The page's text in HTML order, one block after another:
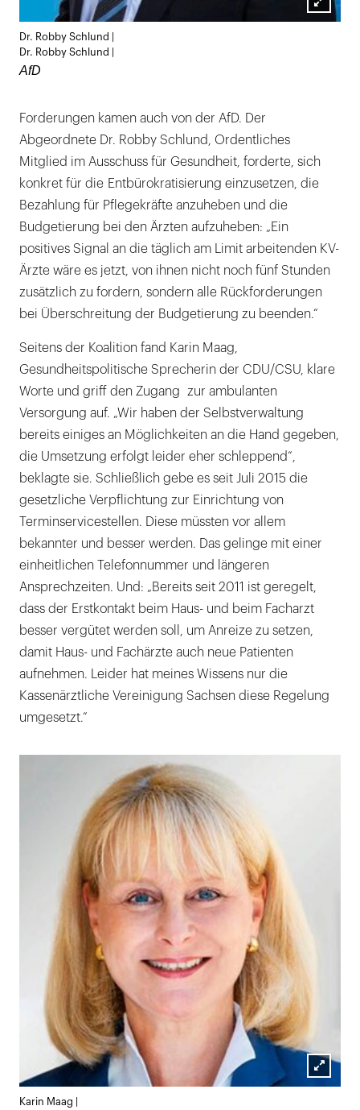
Dr. Robby Schlund |
Dr. Robby Schlund |
AfD
Forderungen kamen auch von der AfD. Der
Abgeordnete Dr. Robby Schlund, Ordentliches
Mitglied im Ausschuss für Gesundheit, forderte, sich
konkret für die Entbürokratisierung einzusetzen, die
Bezahlung für Pflegekräfte anzuheben und die
Budgetierung bei den Ärzten aufzuheben: „Ein
positives Signal an die täglich am Limit arbeitenden KV-
Ärzte wäre es jetzt, von ihnen nicht noch fünf Stunden
zusätzlich zu fordern, sondern alle Rückforderungen
bei Überschreitung der Budgetierung zu beenden.“
Seitens der Koalition fand Karin Maag,
Gesundheitspolitische Sprecherin der CDU/CSU, klare
Worte und griff den Zugang zur ambulanten
Versorgung auf. „Wir haben der Selbstverwaltung
bereits einiges an Möglichkeiten an die Hand gegeben,
die Umsetzung erfolgt leider eher schleppend“,
beklagte sie. Schließlich gebe es seit Juli 2015 die
gesetzliche Verpflichtung zur Einrichtung von
Terminservicestellen. Diese müssten vor allem
bekannter und besser werden. Das gelinge mit einer
einheitlichen Telefonnummer und längeren
Ansprechzeiten. Und: „Bereits seit 2011 ist geregelt,
dass der Erstkontakt beim Haus- und beim Facharzt
besser vergütet werden soll, um Anreize zu setzen,
damit Haus- und Fachärzte auch neue Patienten
aufnehmen. Leider hat meines Wissens nur die
Kassenärztliche Vereinigung Sachsen diese Regelung
umgesetzt.“
Karin Maag |